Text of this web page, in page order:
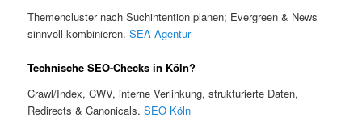
Themencluster nach Suchintention planen; Evergreen & News
sinnvoll kombinieren.SEA Agentur
Technische SEO-Checks in Köln?
Crawl/Index, CWV, interne Verlinkung, strukturierte Daten,
Redirects & Canonicals.SEO Köln